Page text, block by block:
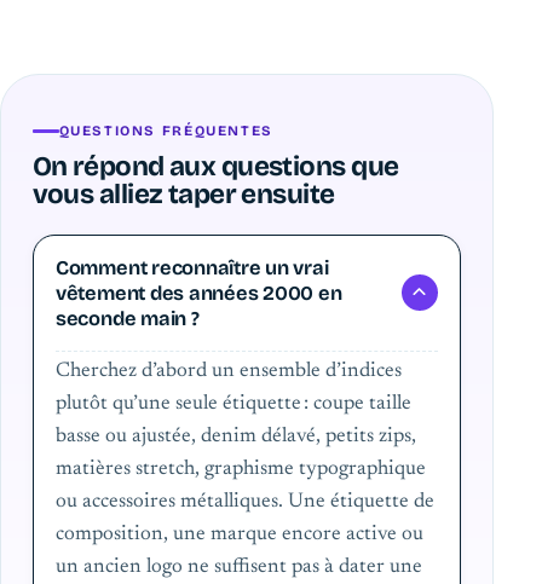
QUESTIONS FRÉQUENTES
On répond aux questions que
vous alliez taper ensuite
Comment reconnaître un vrai
vêtement des années 2000 en
seconde main ?
Cherchez d’abord un ensemble d’indices
plutôt qu’une seule étiquette : coupe taille
basse ou ajustée, denim délavé, petits zips,
matières stretch, graphisme typographique
ou accessoires métalliques. Une étiquette de
composition, une marque encore active ou
un ancien logo ne suffisent pas à dater une